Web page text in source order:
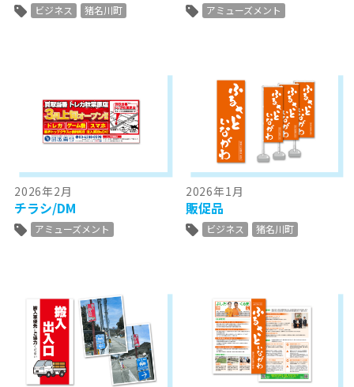
ビジネス 猪名川町 アミューズメント
2026年2月
チラシ/DM
アミューズメント
2026年1月
販促品
ビジネス 猪名川町